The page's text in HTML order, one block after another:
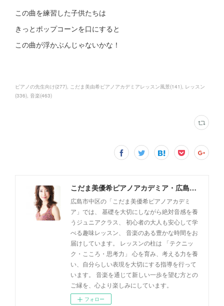
この曲を練習した子供たちは
きっとポップコーンを口にすると
この曲が浮かぶんじゃないかな！
ピアノの先生向け(277) こだま美由希ピアノアカデミアレッスン風景(141) レッスン
(336) 音楽(463)
こだま美優希ピアノアカデミア・広島市中区
広島市中区の「こだま美優希ピアノアカデミ
ア」では、 基礎を大切にしながら絶対音感を養
うジュニアクラス、 初心者の大人も安心して学
べる趣味レッスン、 音楽のある豊かな時間をお
届けしています。 レッスンの柱は 「テクニッ
ク・こころ・思考力」 心を育み、考える力を養
い、自分らしい表現を大切にする指導を行って
います。 音楽を通じて新しい一歩を望む方との
ご縁を、心より楽しみにしています。
フォロー